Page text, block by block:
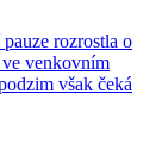
rozrostla o
venkovním
však čeká